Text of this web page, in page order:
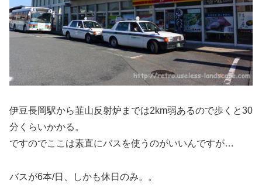
伊豆長岡駅から韮山反射炉までは2km弱あるので歩くと30
分くらいかかる。
ですのでここは素直にバスを使うのがいいんですが…
バスが6本/日、しかも休日のみ。。